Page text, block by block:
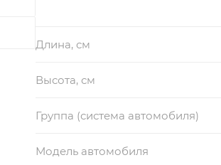
Длина, см
Высота, см
Группа (система автомобиля)
Модель автомобиля